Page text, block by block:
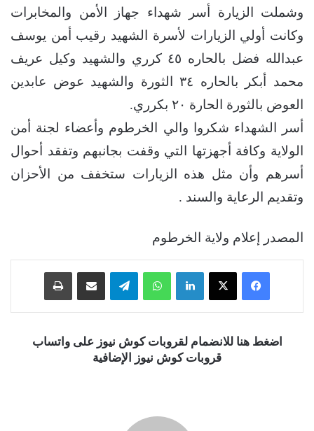
وشملت الزيارة أسر شهداء جهاز الأمن والمخابرات
وكانت أولي الزيارات لأسرة الشهيد رقيب أمن يوسف
عبدالله فضل بالحاره ٤٥ كرري والشهيد وكيل عريف
محمد أبكر بالحاره ٣٤ الثورة والشهيد عوض عابدين
العوض بالثورة الحارة ٢٠ بكرري.
أسر الشهداء شكروا والي الخرطوم وأعضاء لجنة أمن
الولاية وكافة أجهزتها التي وقفت بجانبهم وتفقد أحوال
أسرهم وأن مثل هذه الزيارات ستخفف من الأحزان
وتقديم الرعاية والسند .
المصدر إعلام ولاية الخرطوم
فيسبوك ‫X لينكدإن واتساب تيلقرام
اضغط هنا للانضمام لقروبات كوش نيوز على واتساب
قروبات كوش نيوز الإضافية